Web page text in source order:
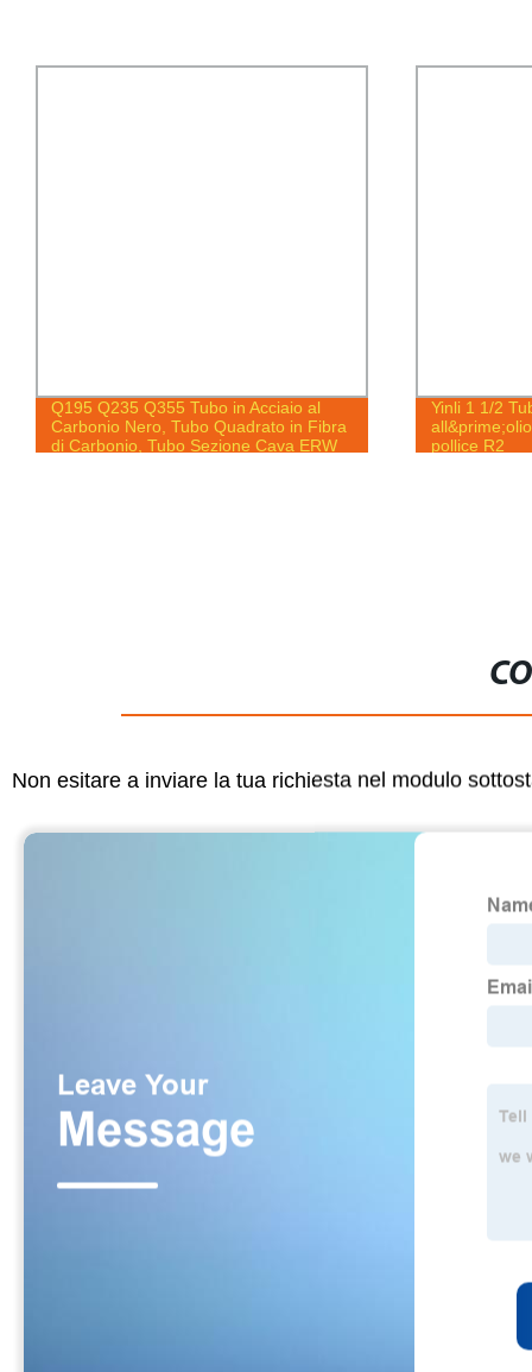
Yinli 1 1/2 Tubo idraulico resistente
all&prime;olio ad alta pressione di un
pollice R2
304
Tube7/
Non esitare a inviare la tua richiesta nel modulo